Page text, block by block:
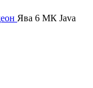
Ява 6 МК Java